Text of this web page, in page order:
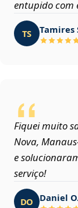
entupido com
TS Tamires
Fiquei muito
Nova,
e
serviço!
DO Daniel